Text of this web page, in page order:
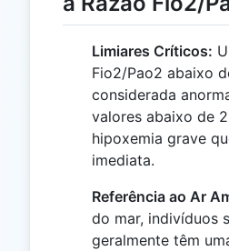
Limiares Críticos:
Fio2/Pao2 abaixo
considerada
valores abaixo de
hipoxemia grave
imediata.
Referência ao Ar
do mar, indivíduos
geralmente têm